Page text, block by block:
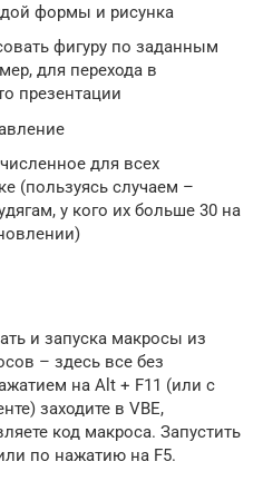
формы и рисунка
фигуру по заданным
для перехода в
презентации
для всех
(пользуясь случаем –
у кого их больше 30 на
и запуска макросы из
– здесь все без
на Alt + F11 (или с
заходите в VBE,
код макроса. Запустить
по нажатию на F5.